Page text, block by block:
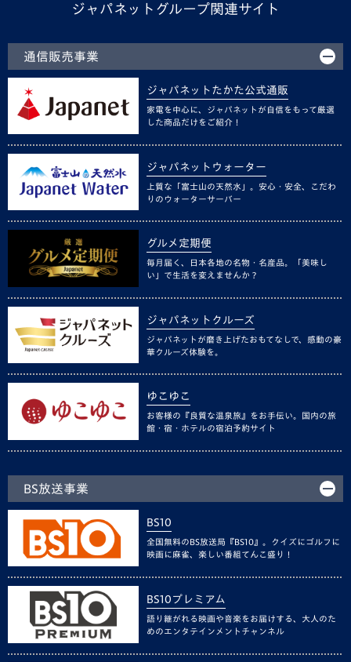
ジャパネットグループ関連サイト
通信販売事業
ジャパネットたかた公式通販
家電を中心に、ジャパネットが自信をもって厳選
した商品だけをご紹介！
ジャパネットウォーター
上質な「富士山の天然水」。安心・安全、こだわ
りのウォーターサーバー
グルメ定期便
毎月届く、日本各地の名物・名産品。「美味し
い」で生活を変えませんか？
ジャパネットクルーズ
ジャパネットが磨き上げたおもてなしで、感動の豪
華クルーズ体験を。
ゆこゆこ
お客様の『良質な温泉旅』をお手伝い。国内の旅
館・宿・ホテルの宿泊予約サイト
BS放送事業
BS10
全国無料のBS放送局『BS10』。クイズにゴルフに
映画に麻雀、楽しい番組てんこ盛り！
BS10プレミアム
語り継がれる映画や音楽をお届けする、大人のた
めのエンタテインメントチャンネル